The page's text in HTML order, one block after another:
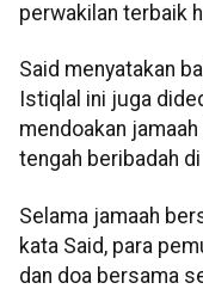
perwakilan terbaik
Said menyatakan
Istiqlal ini juga
mendoakan
tengah beribadah di
Selama jamaah
kata Said, para
dan doa bersama